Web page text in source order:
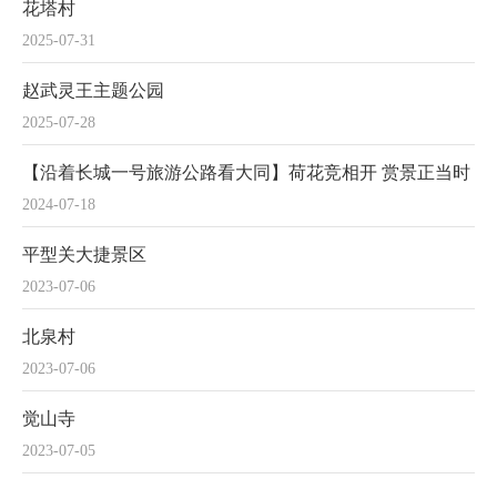
2025-07-31
花塔村
2025-07-28
赵武灵王主题公园
2024-07-18
【沿着长城一号旅游公路看大同】荷花竞相开 赏景正当时
2023-07-06
平型关大捷景区
2023-07-06
北泉村
2023-07-05
觉山寺